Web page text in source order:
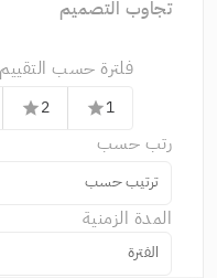
تجاوب التصميم
فلترة حسب التقييم
1
star
2
star
رتب حسب
ترتيب حسب
المدة الزمنية
الفترة